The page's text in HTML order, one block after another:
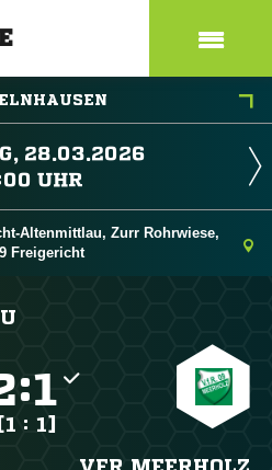


Altenmittlau, Zurr Rohrwiese,
Freigericht
:
[1 : 1]
VFR MEERHOLZ